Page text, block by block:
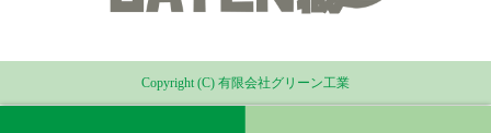
Copyright (C) 有限会社グリーン工業